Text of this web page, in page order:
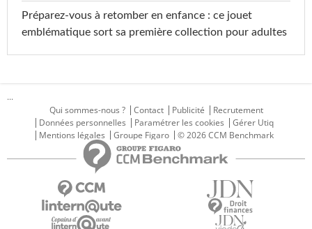
Préparez-vous à retomber en enfance : ce jouet
emblématique sort sa première collection pour adultes
...
Qui sommes-nous ?
Contact Publicité
Recrutement
Données personnelles
Paramétrer les cookies
Gérer Utiq
Mentions légales
Groupe Figaro © 2026 CCM Benchmark